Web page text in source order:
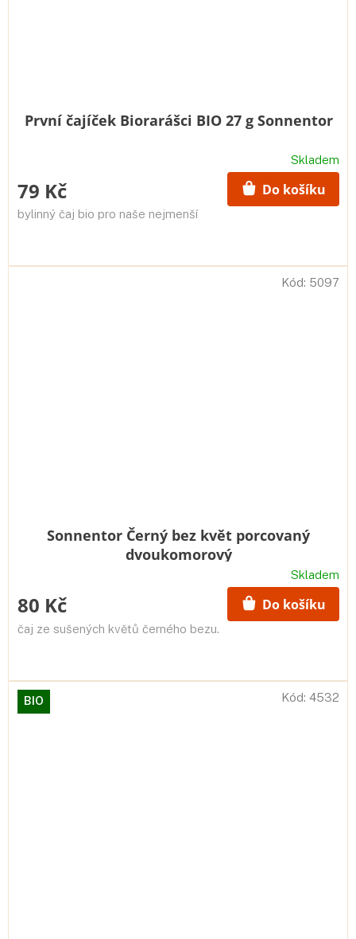
První čajíček Biorarášci BIO 27 g Sonnentor
Skladem
79 Kč Do košíku
bylinný čaj bio pro naše nejmenší
Sonnentor Černý bez květ porcovaný
dvoukomorový
Skladem
80 Kč Do košíku
čaj ze sušených květů černého bezu.
Kód: 5097
BIO Kód: 4532